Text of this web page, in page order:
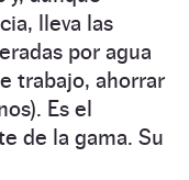
lleva las
por agua
trabajo, ahorrar
Es el
de la gama. Su